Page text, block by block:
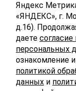
E-mail
Яндекс
«ЯНДЕКС», г.
д.16).
даете согласие
персональных
ознакомление и
политикой
данных и